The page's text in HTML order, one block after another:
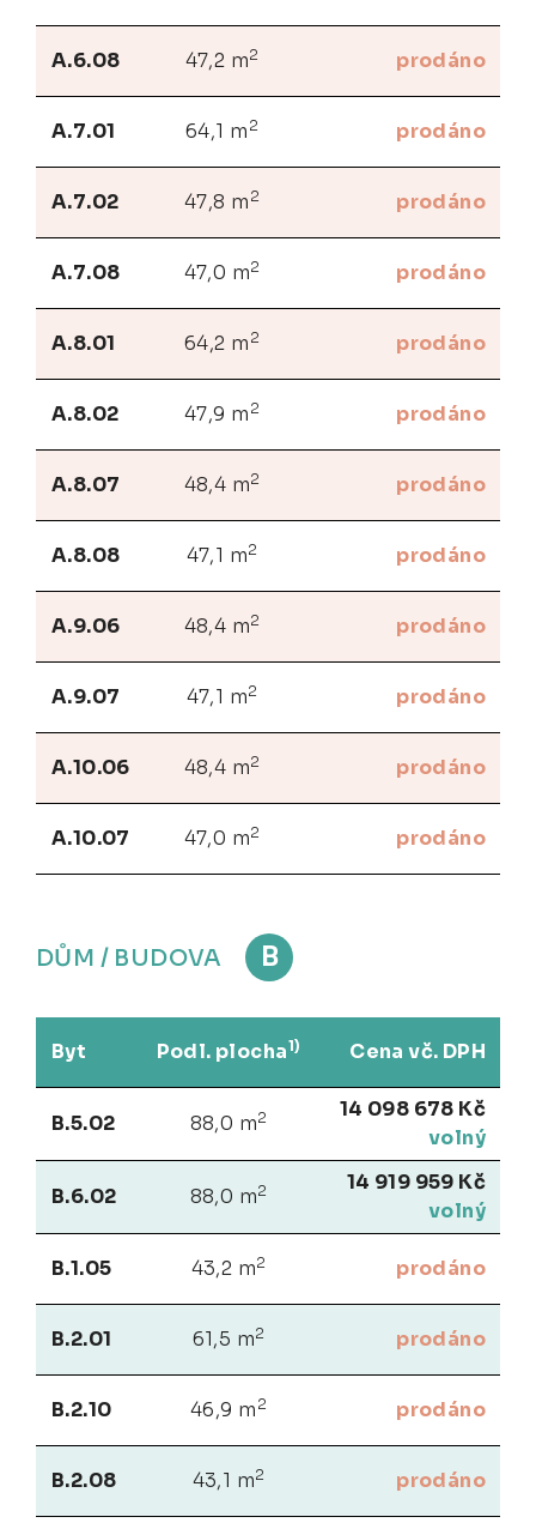
A.6.08 47,2 m2 prodáno
A.7.01 64,1 m 2 prodáno
A.7.02 47,8 m 2 prodáno
A.7.08 47,0 m2 prodáno
A.8.01 64,2 m 2 prodáno
A.8.02 47,9 m 2 prodáno
A.8.07 48,4 m2 prodáno
A.8.08 47,1 m2 prodáno
A.9.06 48,4 m2 prodáno
A.9.07 47,1 m2 prodáno
A.10.06 48,4 m2 prodáno
A.10.07 47,0 m2 prodáno
DŮM / BUDOVA B
Byt Podl. plocha1) Cena vč. DPH
B.5.02 88,0 m2
14 098 678 Kč
volný
B.6.02 88,0 m2
14 919 959 Kč
volný
B.1.05 43,2 m2 prodáno
B.2.01 61,5 m2 prodáno
B.2.10 46,9 m 2 prodáno
B.2.08 43,1 m2 prodáno